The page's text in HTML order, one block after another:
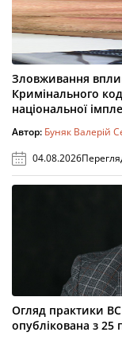
Зловживання
Кримінального
національної
Автор: Буняк Валерій
04.08.2026
Огляд практики
опублікована з 25